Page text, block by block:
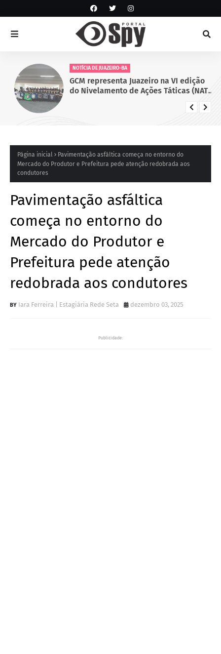
NOTÍCIA DE JUAZEIRO-BA
GCM representa Juazeiro na VI edição
do Nivelamento de Ações Táticas (NAT-
Página inicial
Pavimentação asfáltica começa no entorno do
Mercado do Produtor e Prefeitura pede atenção redobrada aos
condutores
Pavimentação asfáltica
começa no entorno do
Mercado do Produtor e
Prefeitura pede atenção
redobrada aos condutores
Iara Ferreira | Estagiária Rede Seta dezembro 03, 2025
Publicidade: